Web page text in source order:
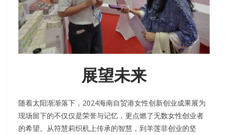
展望未来
随着太阳渐渐落下，2024海南自贸港女性创新创业成果展为
现场留下的不仅仅是荣誉与记忆，更点燃了无数女性创业者
的希望。从符慧莉织机上传承的智慧，到羊莲菲创业的坚